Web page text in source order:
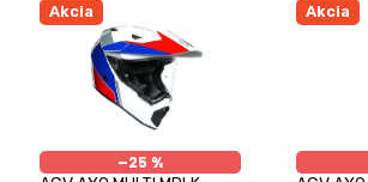
Akcia
–25 %
Akcia